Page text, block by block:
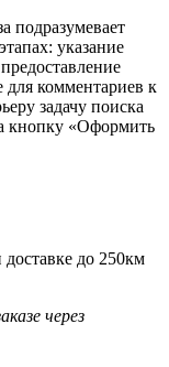
подразумевает
указание
комментариев к
задачу поиска
кнопку «Оформить
до 250км
через